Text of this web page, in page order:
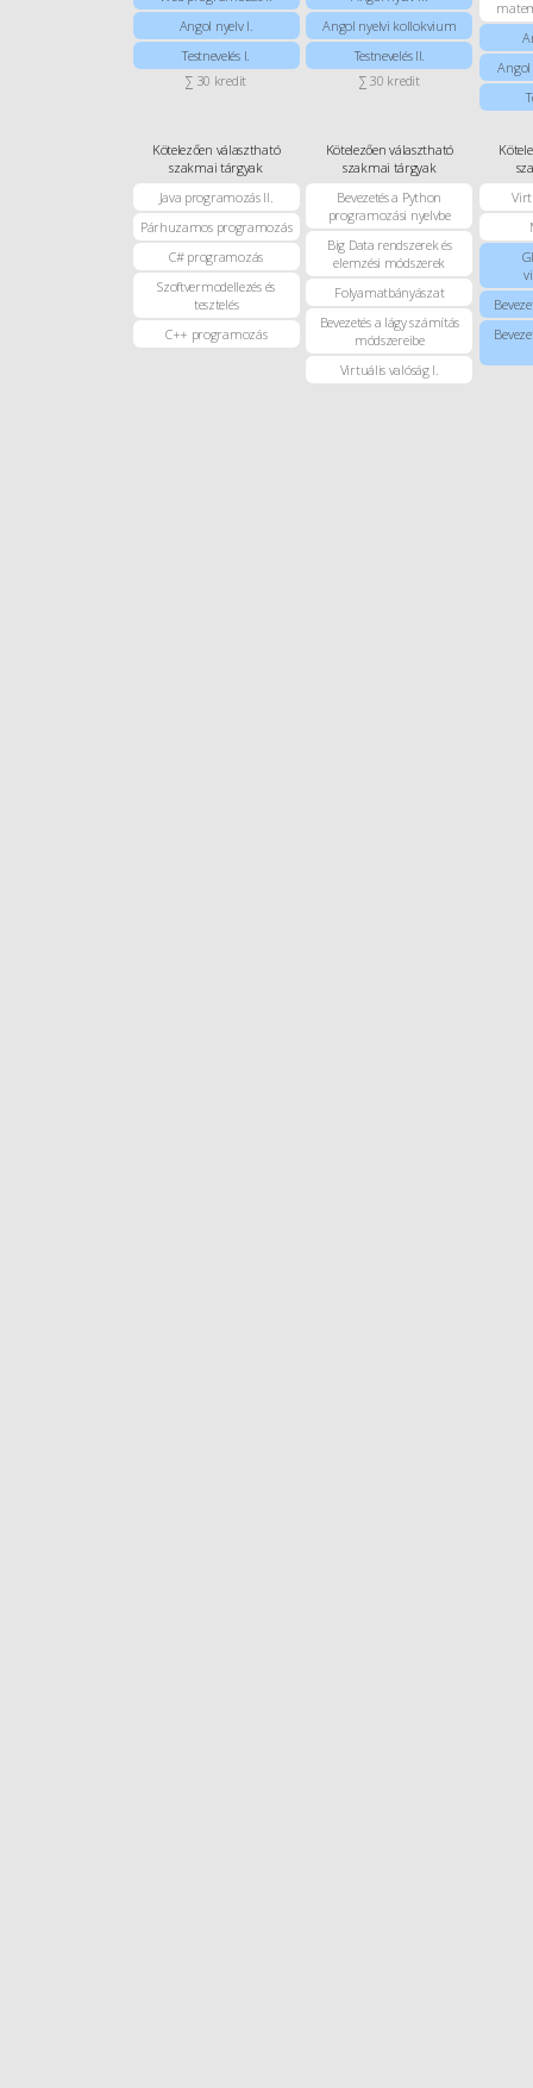
Angol nyelv I.
Testnevelés I.
∑ 30 kredit
Angol nyelvi kollokvium
Testnevelés II.
∑ 30 kredit
Angol
Kötelezően választható
szakmai tárgyak
Java programozás II.
Párhuzamos programozás
C# programozás
Szoftvermodellezés és
tesztelés
C++ programozás
Kötelezően választható
szakmai tárgyak
Bevezetés a Python
programozási nyelvbe
Big Data rendszerek és
elemzési módszerek
Folyamatbányászat
Bevezetés a lágy számítás
módszereibe
Virtuális valóság I.